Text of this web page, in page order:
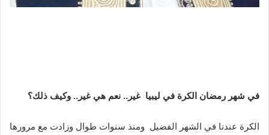
في شهر رمضان الكرة في ليبيا غير .. نعم هي غير .. وكيف ذلك؟
الكرة عندنا في الشهر الفضيل ومنذ سنوات طوال وزادت مع مرورها